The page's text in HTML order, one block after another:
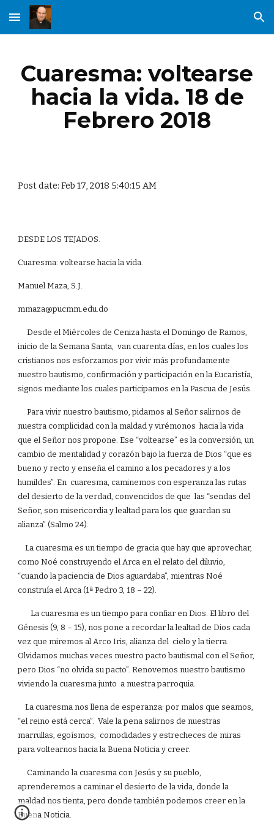
Skip to main content Skip to navigation
Cuaresma: voltearse
hacia la vida. 18 de
Febrero 2018
Post date: Feb 17, 2018 5:40:15 AM
DESDE LOS TEJADOS.
Cuaresma: voltearse hacia la vida.
Manuel Maza, S.J.
mmaza@pucmm.edu.do
Desde el Miércoles de Ceniza hasta el Domingo de Ramos,
inicio de la Semana Santa, van cuarenta días, en los cuales los
cristianos nos esforzamos por vivir más profundamente
nuestro bautismo, confirmación y participación en la Eucaristía,
signos mediante los cuales participamos en la Pascua de Jesús.
Para vivir nuestro bautismo, pidamos al Señor salirnos de
nuestra complicidad con la maldad y virémonos hacia la vida
que el Señor nos propone. Ese “voltearse” es la conversión, un
cambio de mentalidad y corazón bajo la fuerza de Dios “que es
bueno y recto y enseña el camino a los pecadores y a los
humildes”. En cuaresma, caminemos con esperanza las rutas
del desierto de la verdad, convencidos de que las “sendas del
Señor, son misericordia y lealtad para los que guardan su
alianza” (Salmo 24).
La cuaresma es un tiempo de gracia que hay que aprovechar,
como Noé construyendo el Arca en el relato del diluvio,
“cuando la paciencia de Dios aguardaba”, mientras Noé
construía el Arca (1ª Pedro 3, 18 – 22).
La cuaresma es un tiempo para confiar en Dios. El libro del
Génesis (9, 8 – 15), nos pone a recordar la lealtad de Dios cada
vez que miremos al Arco Iris, alianza del cielo y la tierra.
Olvidamos muchas veces nuestro pacto bautismal con el Señor,
pero Dios “no olvida su pacto”. Renovemos nuestro bautismo
viviendo la cuaresma junto a nuestra parroquia.
La cuaresma nos llena de esperanza: por malos que seamos,
“el reino está cerca”. Vale la pena salirnos de nuestras
marrullas, egoísmos, comodidades y estrecheces de miras
para voltearnos hacia la Buena Noticia y creer.
Caminando la cuaresma con Jesús y su pueblo,
aprenderemos a caminar el desierto de la vida, donde la
maldad nos tienta, pero donde también podemos creer en la
Buena Noticia.